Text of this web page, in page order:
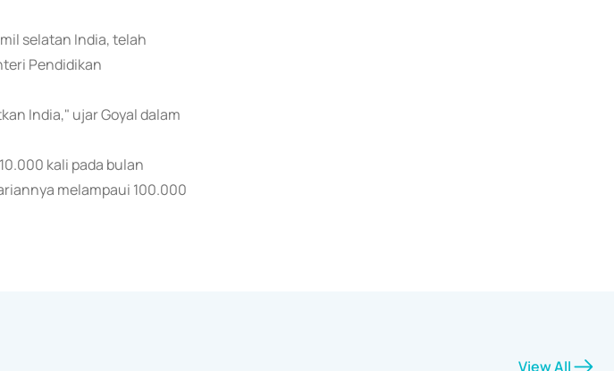
selatan India, telah
Pendidikan
India," ujar Goyal dalam
kali pada bulan
melampaui 100.000
View All